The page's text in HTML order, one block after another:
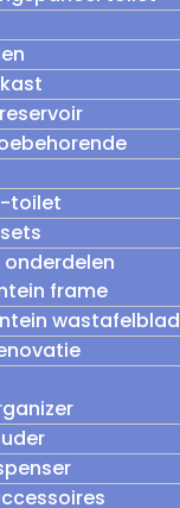
toilet
onderdelen
frame
wastafelblad